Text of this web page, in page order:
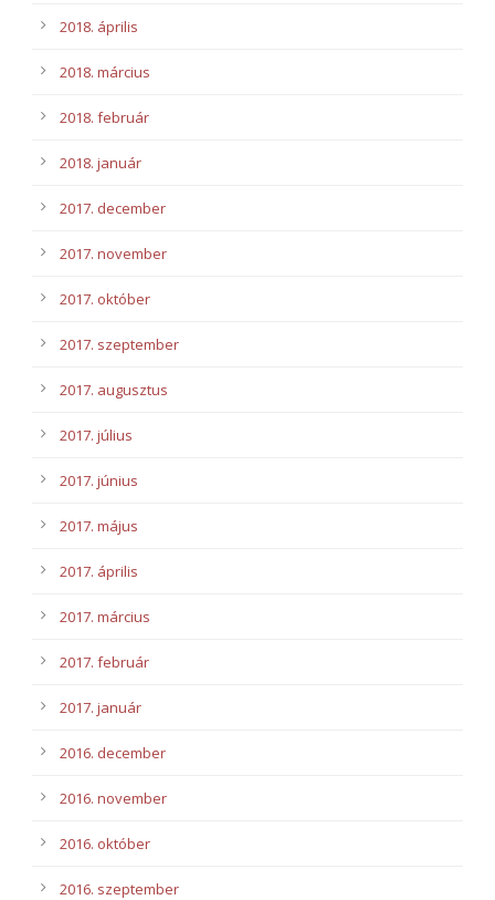
2018. április
2018. március
2018. február
2018. január
2017. december
2017. november
2017. október
2017. szeptember
2017. augusztus
2017. július
2017. június
2017. május
2017. április
2017. március
2017. február
2017. január
2016. december
2016. november
2016. október
2016. szeptember